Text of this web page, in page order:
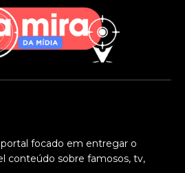
focado em entregar o
conteúdo sobre famosos, tv,